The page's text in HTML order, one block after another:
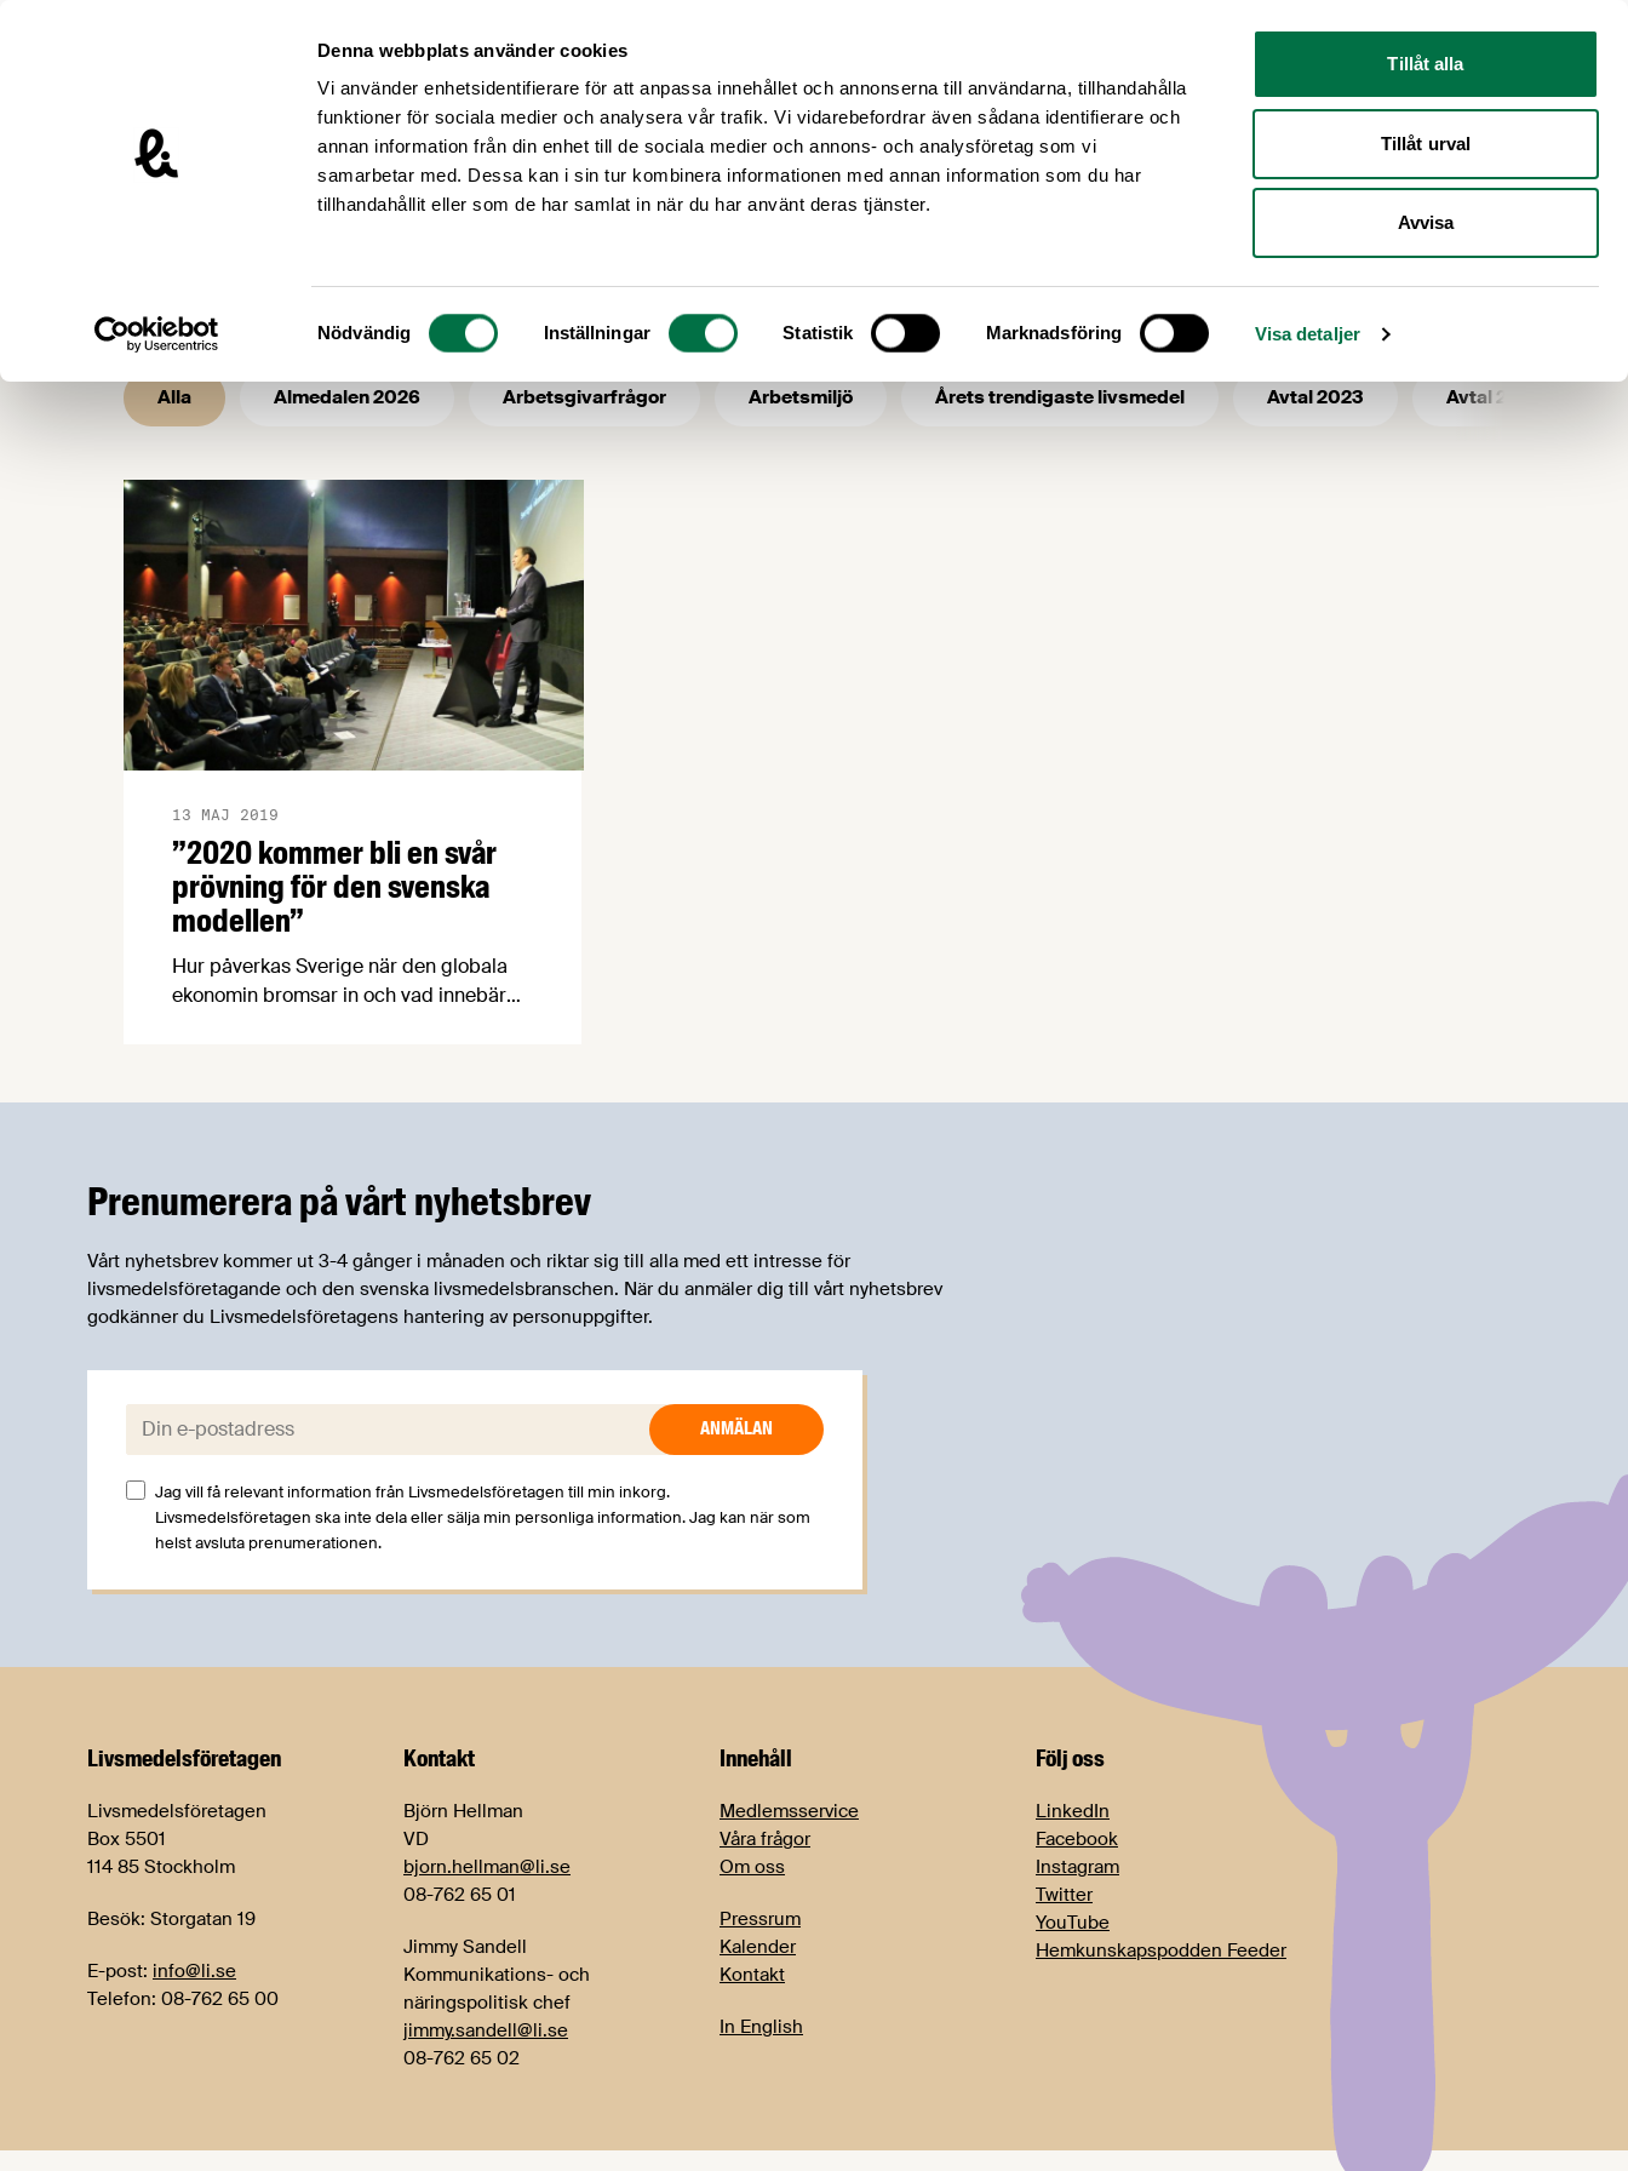
Denna webbplats använder cookies
Vi använder enhetsidentifierare för att anpassa innehållet och annonserna till användarna, tillhandahålla
funktioner för sociala medier och analysera vår trafik. Vi vidarebefordrar även sådana identifierare och
annan information från din enhet till de sociala medier och annons- och analysföretag som vi
samarbetar med. Dessa kan i sin tur kombinera informationen med annan information som du har
tillhandahållit eller som de har samlat in när du har använt deras tjänster.
Samtyckesval
Nödvändig Inställningar Statistik Marknadsföring Visa detaljer
Tillåt alla
Tillåt urval
Avvisa
Livsmedelsföretagen – till startsidan
Livsmedelsföretagen / Nyhetsarkiv / märket
Nyhetsarkiv - ämne: märket
Alla Almedalen 2026 Arbetsgivarfrågor Arbetsmiljö Årets trendigaste livsmedel Avtal 2023 Avtal 2025
”2020 kommer bli en svår
prövning för den svenska
modellen”
13 MAJ 2019
Hur påverkas Sverige när den globala
ekonomin bromsar in och vad innebär
industrin på ett välbesökt
Prenumerera på vårt nyhetsbrev
Vårt nyhetsbrev kommer ut 3-4 gånger i månaden och riktar sig till alla med ett intresse för
livsmedelsföretagande och den svenska livsmedelsbranschen. När du anmäler dig till vårt nyhetsbrev
godkänner du Livsmedelsföretagens hantering av personuppgifter.
E-post:
Jag vill få relevant information från Livsmedelsföretagen till min inkorg.
Livsmedelsföretagen ska inte dela eller sälja min personliga information. Jag kan när som
helst avsluta prenumerationen.
Livsmedels­företagen
Livsmedelsföretagen
Box 5501
114 85 Stockholm
Besök: Storgatan 19
E-post: info@li.se
Telefon: 08-762 65 00
Kontakt
Björn Hellman
VD
bjorn.hellman@li.se
08-762 65 01
Jimmy Sandell
Kommunikations- och
näringspolitisk chef
jimmy.sandell@li.se
08-762 65 02
Innehåll
Medlemsservice
Våra frågor
Om oss
Pressrum
Kalender
Kontakt
In English
Följ oss
LinkedIn
Facebook
Instagram
Twitter
YouTube
Hemkunskapspodden Feeder